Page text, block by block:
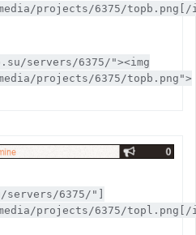
projects/6375/topb.png[/
servers/6375/"><img
projects/6375/topb.png">
6375/"]
projects/6375/topl.png[/